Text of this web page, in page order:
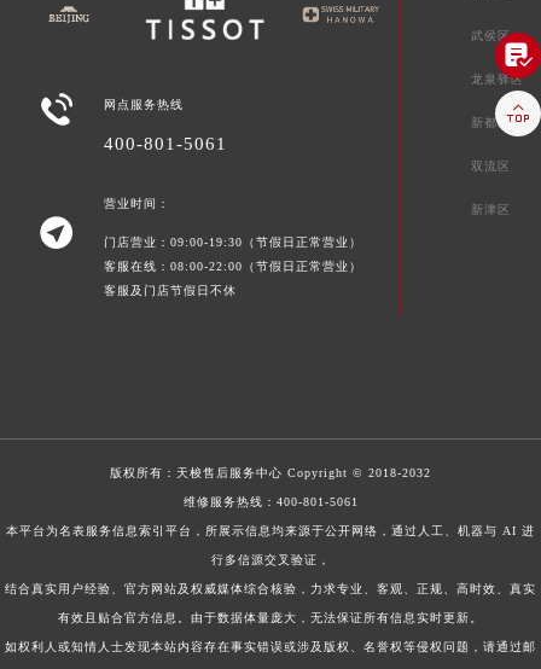
 网点服务热线
400-801-5061

营业时间：
门店营业：09:00-19:30（节假日正常营业）
客服在线：08:00-22:00（节假日正常营业）
客服及门店节假日不休
武侯区
龙泉驿区
新都区
双流区
新津区
版权所有： 天梭售后服务中心 Copyright © 2018-2032
维修服务热线： 400-801-5061
本平台为名表服务信息索引平台，所展示信息均来源于公开网络，通过人工、机器与 AI 进
行多信源交叉验证，
结合真实用户经验、官方网站及权威媒体综合核验，力求专业、客观、正规、高时效、真实
有效且贴合官方信息。由于数据体量庞大，无法保证所有信息实时更新。
如权利人或知情人士发现本站内容存在事实错误或涉及版权、名誉权等侵权问题，请通过邮

